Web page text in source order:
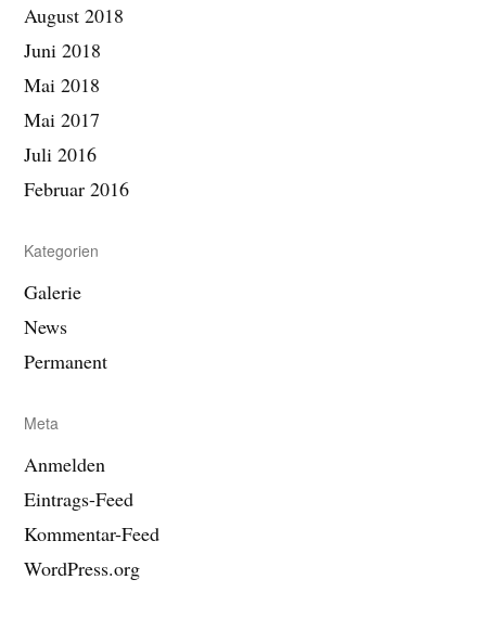
August 2018
Juni 2018
Mai 2018
Mai 2017
Juli 2016
Februar 2016
Kategorien
Galerie
News
Permanent
Meta
Anmelden
Eintrags-Feed
Kommentar-Feed
WordPress.org